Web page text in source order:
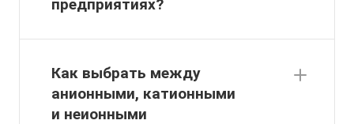
предприятиях?
Как выбрать между
анионными, катионными
и неионными